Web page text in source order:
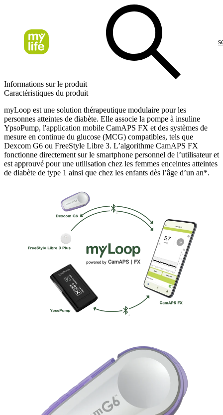
Informations sur le produit
Caractéristiques du produit
myLoop est une solution thérapeutique modulaire pour les
personnes atteintes de diabète. Elle associe la pompe à insuline
YpsoPump, l'application mobile CamAPS FX et des systèmes de
mesure en continue du glucose (MCG) compatibles, tels que
Dexcom G6 ou FreeStyle Libre 3. L’algorithme CamAPS FX
fonctionne directement sur le smartphone personnel de l’utilisateur et
est approuvé pour une utilisation chez les femmes enceintes atteintes
de diabète de type 1 ainsi que chez les enfants dès l’âge d’un an*.